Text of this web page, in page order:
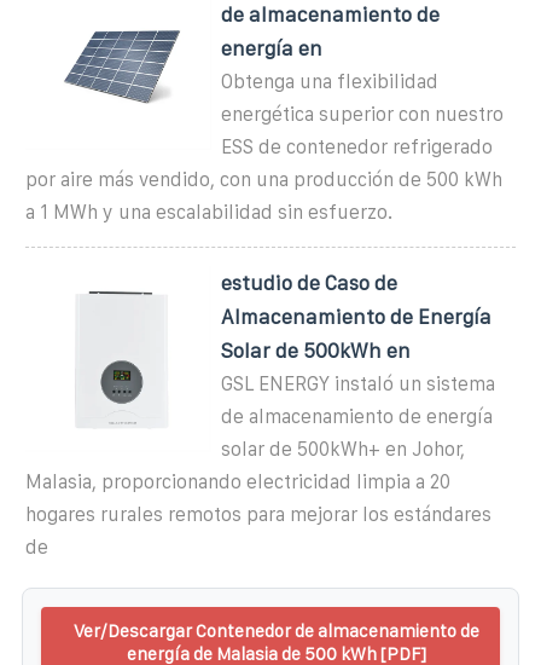
de almacenamiento de
energía en
Obtenga una flexibilidad
energética superior con nuestro
ESS de contenedor refrigerado
por aire más vendido, con una producción de 500 kWh
a 1 MWh y una escalabilidad sin esfuerzo.
estudio de Caso de
Almacenamiento de Energía
Solar de 500kWh en
GSL ENERGY instaló un sistema
de almacenamiento de energía
solar de 500kWh+ en Johor,
Malasia, proporcionando electricidad limpia a 20
hogares rurales remotos para mejorar los estándares
de
Ver/Descargar Contenedor de almacenamiento de
energía de Malasia de 500 kWh [PDF]